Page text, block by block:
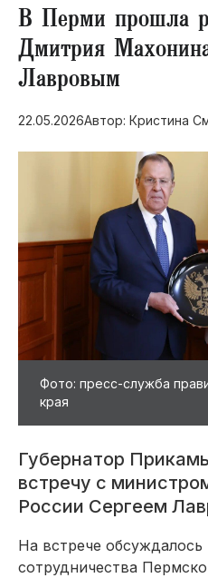
СВО
Выборы в Пермском крае
Социальная поддержка
Инфраструктура
Благоустройство
В Перми прошла
Дмитрия
Лавровым
22.05.2026Автор: Кристина
Фото: пресс-служба
края
Губернатор
встречу с
России Сергеем
На встрече обсуждалось
сотрудничества